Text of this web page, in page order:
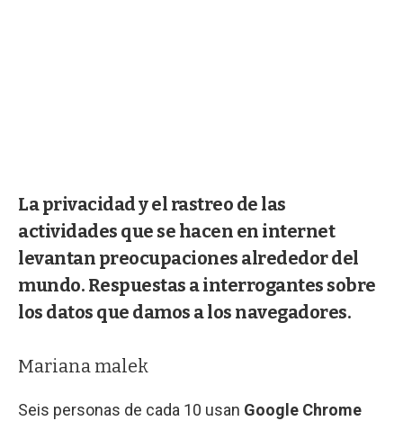
La privacidad y el rastreo de las
actividades que se hacen en internet
levantan preocupaciones alrededor del
mundo. Respuestas a interrogantes sobre
los datos que damos a los navegadores.
Mariana malek
Seis personas de cada 10 usan Google Chrome